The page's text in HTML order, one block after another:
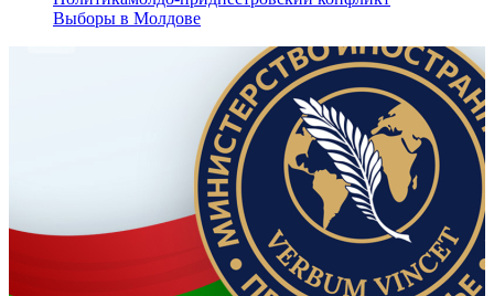
Выборы в Молдове